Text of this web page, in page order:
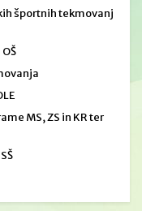
športnih tekmovanj
MS, ZS in KR ter